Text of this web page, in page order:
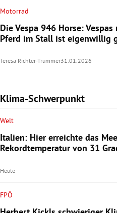
Motorrad
Die Vespa 946 Horse: Vespas
Pferd im Stall ist eigenwillig
Teresa Richter-Trummer31.01.2026
Klima-Schwerpunkt
Welt
Italien: Hier erreichte das
Rekordtemperatur von 31
Heute
FPÖ